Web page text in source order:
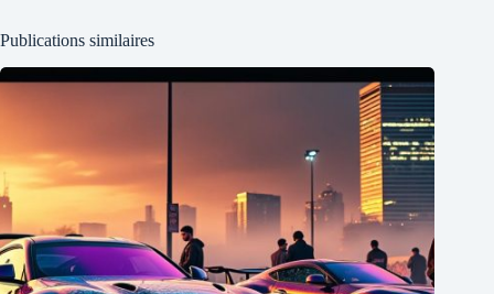
Publications similaires